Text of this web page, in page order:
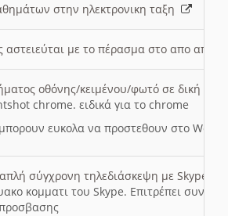
στην ηλεκτρονικη ταξη
αστειεύται με το πέρασμα στο απο
οθόνης/κειμένου/φωτό σε δική
chrome. ειδικά για το chrome
ευκολα να προστεθουν στο Word
σύγχρονη τηλεδιάσκεψη με Skype
κομματι του Skype. Επιτρέπει